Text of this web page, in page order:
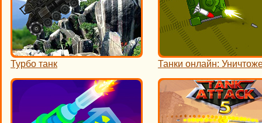
Турбо танк Танки онлайн: